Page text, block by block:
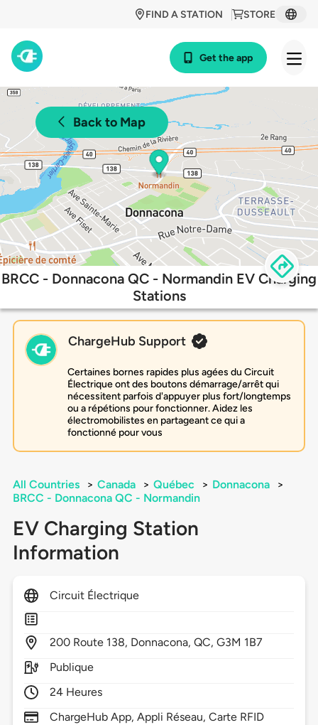
STORE
FIND A STATION
Get the app
Back to Map
BRCC - Donnacona QC - Normandin EV Charging
Stations
ChargeHub Support
Certaines bornes rapides plus agées du Circuit
Électrique ont des boutons démarrage/arrêt qui
nécessitent parfois d'appuyer plus fort/longtemps
ou a répétions pour fonctionner. Aidez les
électromobilistes en partageant ce qui a
fonctionné pour vous
All Countries > Canada > Québec > Donnacona
>
BRCC - Donnacona QC - Normandin
EV Charging Station
Information
Circuit Électrique
200 Route 138, Donnacona,QC,G3M 1B7
Publique
24 Heures
ChargeHub App, Appli Réseau, Carte RFID